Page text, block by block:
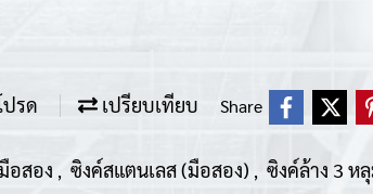
ปรด เปรียบเทียบ Share
อสอง , ซิงค์สแตนเลส (มือสอง) , ซิงค์ล้าง 3 ห